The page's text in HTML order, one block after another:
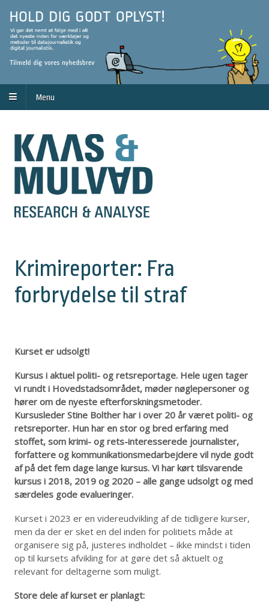
Menu
Krimireporter: Fra
forbrydelse til straf
Kurset er udsolgt!
Kursus i aktuel politi- og retsreportage. Hele ugen tager
vi rundt i Hovedstadsområdet, møder nøglepersoner og
hører om de nyeste efterforskningsmetoder.
Kursusleder Stine Bolther har i over 20 år været politi- og
retsreporter. Hun har en stor og bred erfaring med
stoffet, som krimi- og rets-interesserede journalister,
forfattere og kommunikationsmedarbejdere vil nyde godt
af på det fem dage lange kursus. Vi har kørt tilsvarende
kursus i 2018, 2019 og 2020 – alle gange udsolgt og med
særdeles gode evalueringer.
Kurset i 2023 er en videreudvikling af de tidligere kurser,
men da der er sket en del inden for politiets måde at
organisere sig på, justeres indholdet – ikke mindst i tiden
op til kursets afvikling for at gøre det så aktuelt og
relevant for deltagerne som muligt.
Store dele af kurset er planlagt: